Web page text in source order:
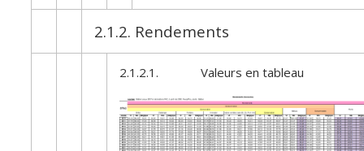
2.1.2. Rendements
2.1.2.1. Valeurs en tableau